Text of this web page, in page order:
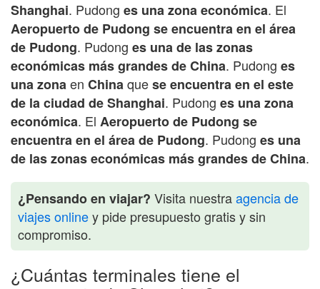
Shanghai. Pudong es una zona económica. El
Aeropuerto de Pudong se encuentra en el área
de Pudong. Pudong es una de las zonas
económicas más grandes de China. Pudong es
una zonaen Chinaquese encuentra en el este
de la ciudad de Shanghai. Pudong es una zona
económica. El Aeropuerto de Pudong se
encuentra en el área de Pudong. Pudong es una
de las zonas económicas más grandes de China.
¿Pensando en viajar? Visita nuestraagencia de
viajes onliney pide presupuesto gratis y sin
compromiso.
¿Cuántas terminales tiene el